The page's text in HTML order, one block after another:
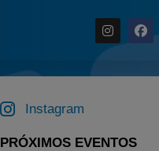
Instagram
PRÓXIMOS EVENTOS